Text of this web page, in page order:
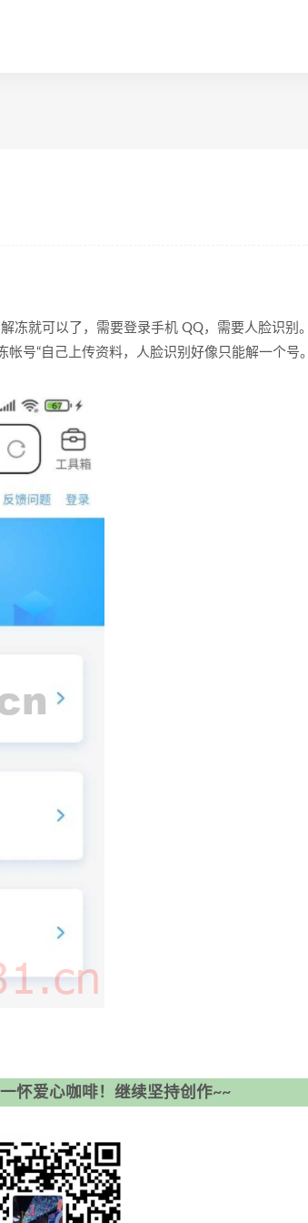
冻就可以了，需要登录手机 QQ，需要人脸识别。
号“自己上传资料，人脸识别好像只能解一个号。
怀爱心咖啡！继续坚持创作~~